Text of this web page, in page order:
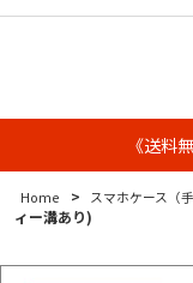
《送料
Home > スマホケース（
ィー溝あり)